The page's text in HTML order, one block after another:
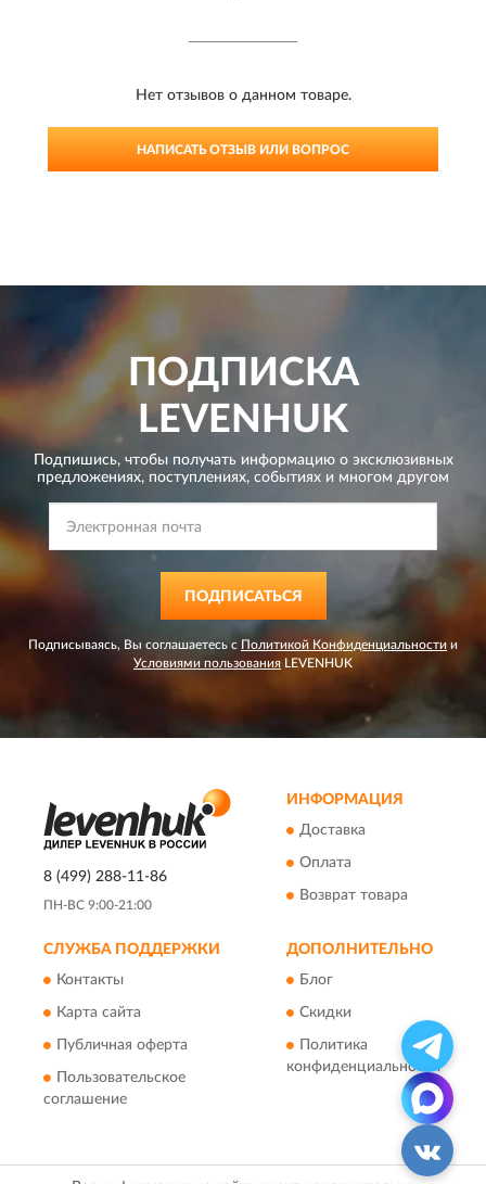
Нет отзывов о данном товаре.
НАПИСАТЬ ОТЗЫВ ИЛИ ВОПРОС
ПОДПИСКА
LEVENHUK
Подпишись, чтобы получать информацию о эксклюзивных
предложениях, поступлениях, событиях и многом другом
ПОДПИСАТЬСЯ
Подписываясь, Вы соглашаетесь с Политикой Конфиденциальности и
Условиями пользования LEVENHUK
8 (499) 288-11-86
ПН-ВС 9:00-21:00
ИНФОРМАЦИЯ
Доставка
Оплата
Возврат товара
СЛУЖБА ПОДДЕРЖКИ
Контакты
Карта сайта
Публичная оферта
Пользовательское
соглашение
ДОПОЛНИТЕЛЬНО
Блог
Скидки
Политика
конфиденциальности